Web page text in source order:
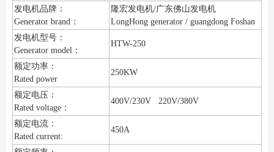
发电机品牌：
Generator brand：
隆宏发电机/广东佛山发电机
LongHong generator / guangdong Foshan
发电机型号：
Generator model：
HTW-250
额定功率：
Rated power
250KW
额定电压：
Rated voltage：
400V/230V 220V/380V
额定电流：
Rated current:
450A